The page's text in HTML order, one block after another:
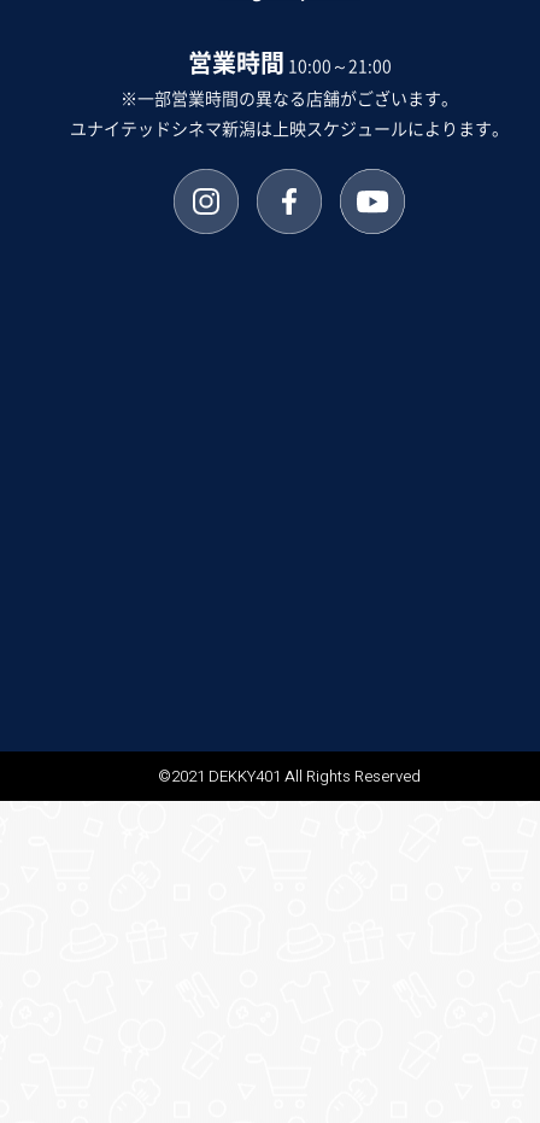
営業時間 10:00～21:00
※一部営業時間の異なる店舗がございます。
ユナイテッドシネマ新潟は上映スケジュールによります。
©2021 DEKKY401 All Rights Reserved